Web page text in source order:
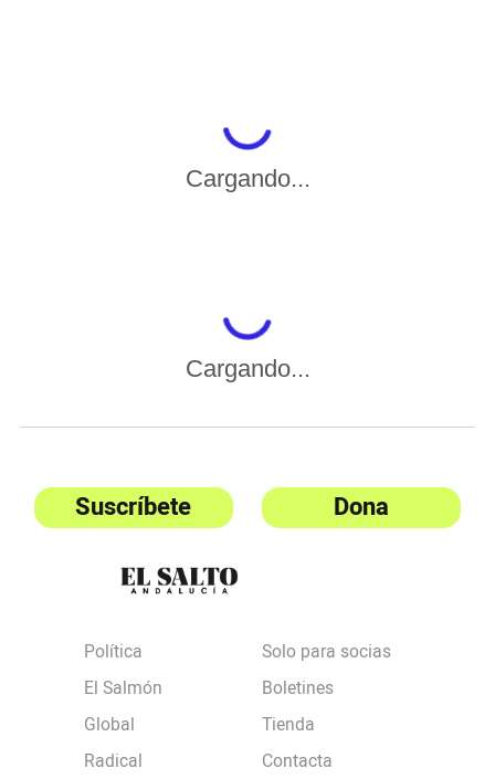
Cargando...
Cargando...
Suscríbete Dona
Política
El Salmón
Global
Radical
Solo para socias
Boletines
Tienda
Contacta